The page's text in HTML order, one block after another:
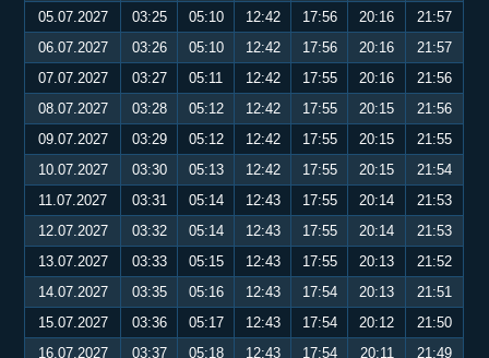
05.07.2027
03:25 05:10 12:42 17:56 20:16
21:57
06.07.2027
03:26 05:10 12:42 17:56 20:16
21:57
07.07.2027
03:27 05:11 12:42 17:55 20:16
21:56
08.07.2027
03:28 05:12 12:42 17:55 20:15
21:56
09.07.2027
03:29 05:12 12:42 17:55 20:15
21:55
10.07.2027
03:30 05:13 12:42 17:55 20:15
21:54
11.07.2027
03:31 05:14 12:43 17:55 20:14
21:53
12.07.2027
03:32 05:14 12:43 17:55 20:14
21:53
13.07.2027
03:33 05:15 12:43 17:55 20:13
21:52
14.07.2027
03:35 05:16 12:43 17:54 20:13
21:51
15.07.2027
03:36 05:17 12:43 17:54 20:12
21:50
16.07.2027
03:37 05:18 12:43 17:54 20:11
21:49